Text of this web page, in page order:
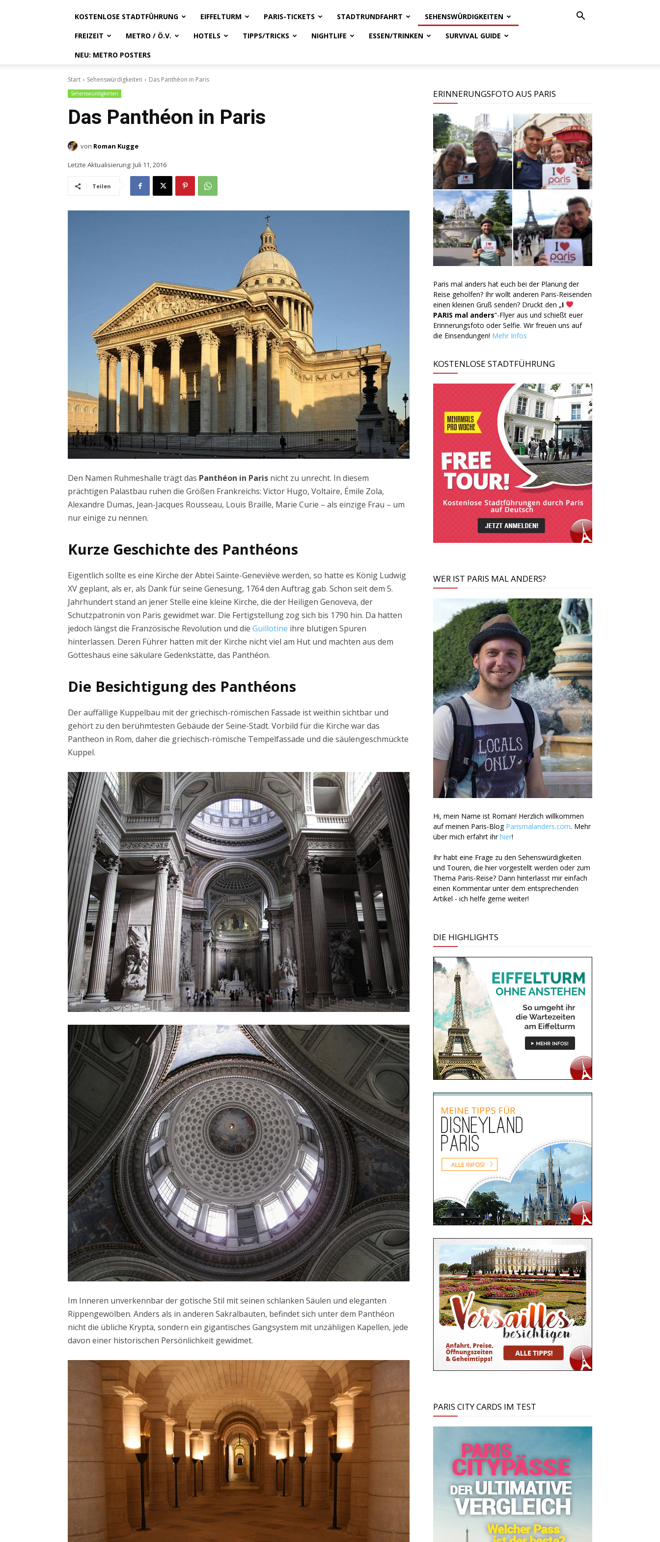
KOSTENLOSE STADTFÜHRUNG EIFFELTURM PARIS-TICKETS STADTRUNDFAHRT SEHENSWÜRDIGKEITEN
FREIZEIT METRO / Ö.V. HOTELS TIPPS/TRICKS NIGHTLIFE ESSEN/TRINKEN SURVIVAL GUIDE
NEU: METRO POSTERS
Start Sehenswürdigkeiten Das Panthéon in Paris
Sehenswürdigkeiten
Das Panthéon in Paris
von Roman Kugge
Letzte Aktualisierung: Juli 11, 2016
Teilen
Den Namen Ruhmeshalle trägt das Panthéon in Paris nicht zu unrecht. In diesem
prächtigen Palastbau ruhen die Größen Frankreichs: Victor Hugo, Voltaire, Émile Zola,
Alexandre Dumas, Jean-Jacques Rousseau, Louis Braille, Marie Curie – als einzige Frau – um
nur einige zu nennen.
Kurze Geschichte des Panthéons
Eigentlich sollte es eine Kirche der Abtei Sainte-Geneviève werden, so hatte es König Ludwig
XV geplant, als er, als Dank für seine Genesung, 1764 den Auftrag gab. Schon seit dem 5.
Jahrhundert stand an jener Stelle eine kleine Kirche, die der Heiligen Genoveva, der
Schutzpatronin von Paris gewidmet war. Die Fertigstellung zog sich bis 1790 hin. Da hatten
jedoch längst die Französische Revolution und die Guillotine ihre blutigen Spuren
hinterlassen. Deren Führer hatten mit der Kirche nicht viel am Hut und machten aus dem
Gotteshaus eine säkulare Gedenkstätte, das Panthéon.
Die Besichtigung des Panthéons
Der auffällige Kuppelbau mit der griechisch-römischen Fassade ist weithin sichtbar und
gehört zu den berühmtesten Gebäude der Seine-Stadt. Vorbild für die Kirche war das
Pantheon in Rom, daher die griechisch-römische Tempelfassade und die säulengeschmückte
Kuppel.
Im Inneren unverkennbar der gotische Stil mit seinen schlanken Säulen und eleganten
Rippengewölben. Anders als in anderen Sakralbauten, befindet sich unter dem Panthéon
nicht die übliche Krypta, sondern ein gigantisches Gangsystem mit unzähligen Kapellen, jede
davon einer historischen Persönlichkeit gewidmet.
ERINNERUNGSFOTO AUS PARIS
Paris mal anders hat euch bei der Planung der
Reise geholfen? Ihr wollt anderen Paris-Reisenden
einen kleinen Gruß senden? Druckt den „I
PARIS mal anders“-Flyer aus und schießt euer
Erinnerungsfoto oder Selfie. Wir freuen uns auf
die Einsendungen! Mehr Infos
KOSTENLOSE STADTFÜHRUNG
WER IST PARIS MAL ANDERS?
Hi, mein Name ist Roman! Herzlich willkommen
auf meinen Paris-Blog Parismalanders.com. Mehr
über mich erfahrt ihrhier!
Ihr habt eine Frage zu den Sehenswürdigkeiten
und Touren, die hier vorgestellt werden oder zum
Thema Paris-Reise? Dann hinterlasst mir einfach
einen Kommentar unter dem entsprechenden
Artikel - ich helfe gerne weiter!
DIE HIGHLIGHTS
PARIS CITY CARDS IM TEST